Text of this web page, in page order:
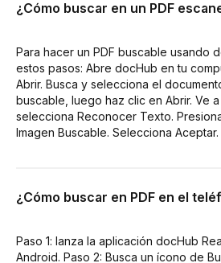
¿Cómo buscar en un PDF
Para hacer un PDF buscable usando
estos pasos: Abre docHub en tu
Abrir. Busca y selecciona el
buscable, luego haz clic en Abrir. Ve
selecciona Reconocer Texto.
Imagen Buscable. Selecciona Aceptar.
¿Cómo buscar en PDF en el
Paso 1: lanza la aplicación docHub
Android. Paso 2: Busca un ícono de